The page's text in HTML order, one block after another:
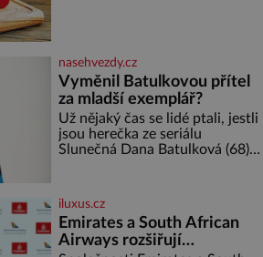
potřebujete: ✿ 1/4 ledového
nebo jiného salátu (římský salát,
polníček…) ✿ 1 malá konzerva
kukuřice ✿ ½ okurky ✿ 2
rajčata Zálivka: ✿ 4 lžíce
olivového oleje ✿ 1 lžíci
citronové šťávy ✿ ½ stroužku
nasehvezdy.cz
Vyměnil Batulkovou přítel
za mladší exemplář?
Už nějaký čas se lidé ptali, jestli
jsou herečka ze seriálu
Slunečná Dana Batulková (68) a
od sebe přítele od samého
začátku odhán
iluxus.cz
Emirates a South African
Airways rozšiřují